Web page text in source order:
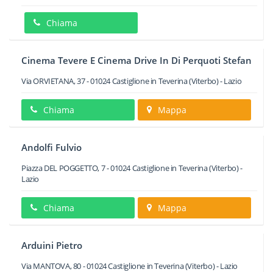
Chiama
Cinema Tevere E Cinema Drive In Di Perquoti Stefan
Via ORVIETANA, 37-01024Castiglione in Teverina(Viterbo) -Lazio
Chiama Mappa
Andolfi Fulvio
Piazza DEL POGGETTO, 7-01024Castiglione in Teverina(Viterbo) -
Lazio
Chiama Mappa
Arduini Pietro
Via MANTOVA, 80-01024Castiglione in Teverina(Viterbo) -Lazio